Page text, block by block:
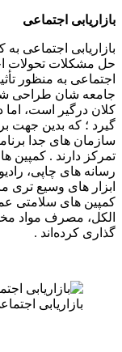
بازاریابی اجتماعی
بازاریابى اجتماعى به
حل مشکلات تحولات
اجتماعى به منظور
جامعه شان طراحى
کلان درگیر است، اما
گیرد ؛ که بدین جهت
سازمان هاى جدا
تمرکز دارند . کمپین
رسانه هاى چاپى،
ابزار هاى وسیع ترى
کمپین هاى سلامتى
الکل، مصرف مواد
گذارى کرده‌اند .
بازاریابی